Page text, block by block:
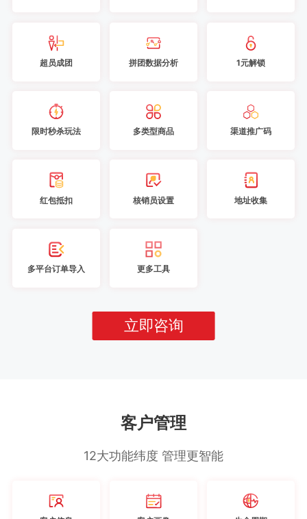
超员成团 拼团数据分析 1元解锁
限时秒杀玩法 多类型商品 渠道推广码
红包抵扣 核销员设置 地址收集
多平台订单导入 更多工具
立即咨询
客户管理
12大功能纬度 管理更智能